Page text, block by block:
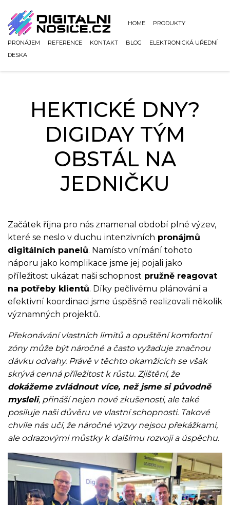
HOME PRODUKTY
PRONÁJEM REFERENCE KONTAKT BLOG
ELEKTRONICKÁ UŘEDNÍ
DESKA
HEKTICKÉ DNY?
DIGIDAY TÝM
OBSTÁL NA
JEDNIČKU
Začátek října pro nás znamenal období plné výzev,
které se neslo v duchu intenzivních pronájmů
digitálních panelů. Namísto vnímání tohoto
náporu jako komplikace jsme jej pojali jako
příležitost ukázat naši schopnost pružně reagovat
na potřeby klientů. Díky pečlivému plánování a
efektivní koordinaci jsme úspěšně realizovali několik
významných projektů.
Překonávání vlastních limitů a opuštění komfortní
zóny může být náročné a často vyžaduje značnou
dávku odvahy. Právě v těchto okamžicích se však
skrývá cenná příležitost k růstu. Zjištění, že
dokážeme zvládnout více, než jsme si původně
mysleli, přináší nejen nové zkušenosti, ale také
posiluje naši důvěru ve vlastní schopnosti. Takové
chvíle nás učí, že náročné výzvy nejsou překážkami,
ale odrazovými můstky k dalšímu rozvoji a úspěchu.